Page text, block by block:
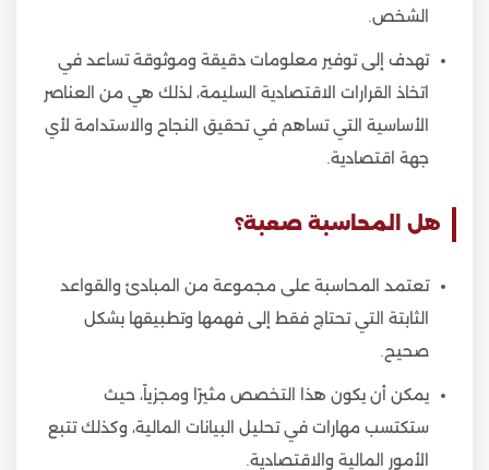
الشخص.
تهدف إلى توفير معلومات دقيقة وموثوقة تساعد في
اتخاذ القرارات الاقتصادية السليمة، لذلك هي من العناصر
الأساسية التي تساهم في تحقيق النجاح والاستدامة لأي
جهة اقتصادية.
هل المحاسبة صعبة؟
تعتمد المحاسبة على مجموعة من المبادئ والقواعد
الثابتة التي تحتاج فقط إلى فهمها وتطبيقها بشكل
صحيح.
يمكن أن يكون هذا التخصص مثيرًا ومجزياً، حيث
ستكتسب مهارات في تحليل البيانات المالية، وكذلك تتبع
الأمور المالية والاقتصادية.